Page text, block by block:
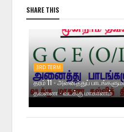
SHARE THIS
3RD TERM
தரம் 11 - அனைத்துப்
தவணை - வடக்கு மாகாணம்